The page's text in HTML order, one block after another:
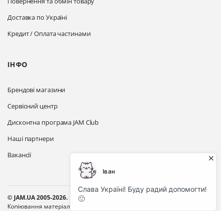
Доставка по Україні
Кредит / Оплата частинами
ІНФО
Брендові магазини
Сервісний центр
Дисконтна програма JAM Club
Наші партнери
Вакансії
© JAM.UA 2005-2026.
Копіювання матеріалів з сайту без активного посилання на цей